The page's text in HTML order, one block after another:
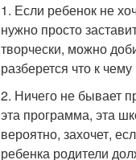
1. Если ребенок не
нужно просто
творчески, можно
разберется что к
2. Ничего не бывает
эта программа, эта
вероятно, захочет,
ребенка родители